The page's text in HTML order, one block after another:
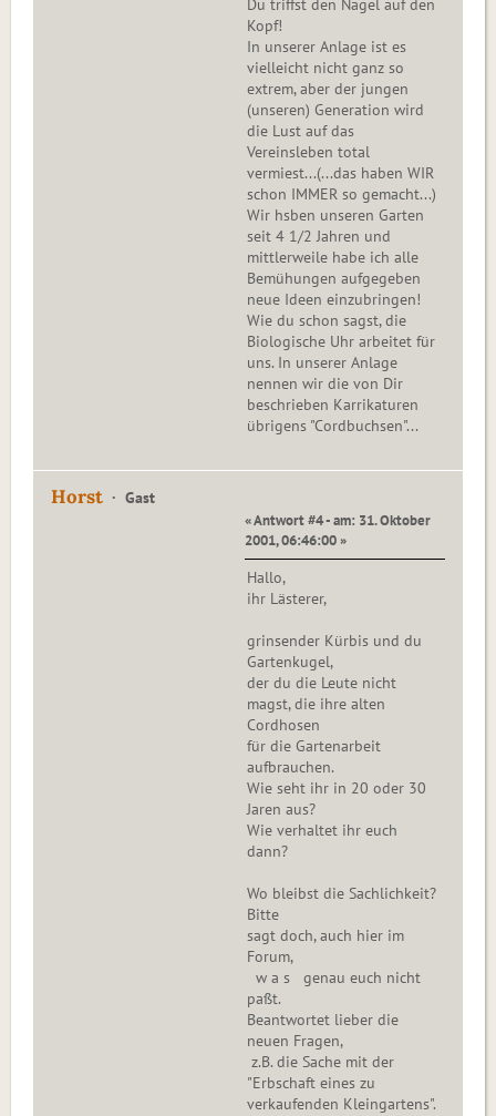
Du triffst den Nagel auf den
Kopf!
In unserer Anlage ist es
vielleicht nicht ganz so
extrem, aber der jungen
(unseren) Generation wird
die Lust auf das
Vereinsleben total
vermiest...(...das haben WIR
schon IMMER so gemacht...)
Wir hsben unseren Garten
seit 4 1/2 Jahren und
mittlerweile habe ich alle
Bemühungen aufgegeben
neue Ideen einzubringen!
Wie du schon sagst, die
Biologische Uhr arbeitet für
uns. In unserer Anlage
nennen wir die von Dir
beschrieben Karrikaturen
übrigens "Cordbuchsen"...
Horst Gast
« Antwort #4 - am: 31. Oktober
2001, 06:46:00 »
Hallo,
ihr Lästerer,
grinsender Kürbis und du
Gartenkugel,
der du die Leute nicht
magst, die ihre alten
Cordhosen
für die Gartenarbeit
aufbrauchen.
Wie seht ihr in 20 oder 30
Jaren aus?
Wie verhaltet ihr euch
dann?
Wo bleibst die Sachlichkeit?
Bitte
sagt doch, auch hier im
Forum,
w a s genau euch nicht
paßt.
Beantwortet lieber die
neuen Fragen,
z.B. die Sache mit der
"Erbschaft eines zu
verkaufenden Kleingartens".